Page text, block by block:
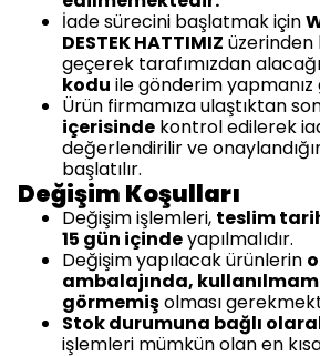
İade sürecini başlatmak için
DESTEK HATTIMIZ üzerinden
geçerek tarafımızdan
kodu ile gönderim
Ürün firmamıza ulaştıktan
içerisinde kontrol edilerek
değerlendirilir ve
başlatılır.
Değişim Koşulları
Değişim işlemleri, teslim
15 gün içindeyapılmalıdır.
Değişim yapılacak ürünlerin
ambalajında,
görmemişolması
Stok durumuna bağlı
işlemleri mümkün olan en